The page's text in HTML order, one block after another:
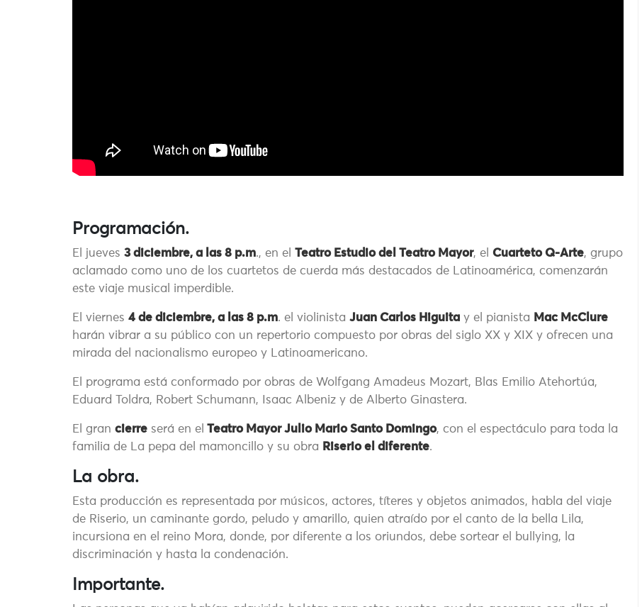
Programación.
El jueves 3 diciembre, a las 8 p.m., en el Teatro Estudio del Teatro Mayor, el Cuarteto Q-Arte, grupo
aclamado como uno de los cuartetos de cuerda más destacados de Latinoamérica, comenzarán
este viaje musical imperdible.
El viernes 4 de diciembre, a las 8 p.m. el violinista Juan Carlos Higuita y el pianista Mac McClure
harán vibrar a su público con un repertorio compuesto por obras del siglo XX y XIX y ofrecen una
mirada del nacionalismo europeo y Latinoamericano.
El programa está conformado por obras de Wolfgang Amadeus Mozart, Blas Emilio Atehortúa,
Eduard Toldra, Robert Schumann, Isaac Albeniz y de Alberto Ginastera.
El gran cierre será en el Teatro Mayor Julio Mario Santo Domingo, con el espectáculo para toda la
familia de La pepa del mamoncillo y su obra Riserio el diferente.
La obra.
Esta producción es representada por músicos, actores, títeres y objetos animados, habla del viaje
de Riserio, un caminante gordo, peludo y amarillo, quien atraído por el canto de la bella Lila,
incursiona en el reino Mora, donde, por diferente a los oriundos, debe sortear el bullying, la
discriminación y hasta la condenación.
Importante.